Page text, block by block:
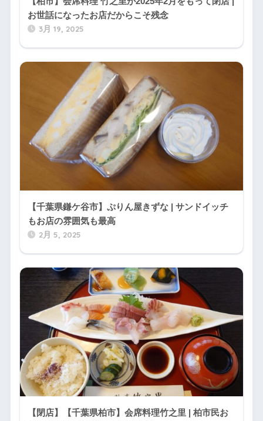
お世話になったお店だからこそ残念
3月 19, 2025
【千葉県鎌ケ谷市】ぷりん屋きずな | サンドイッチ
もお店の雰囲気も最高
2月 5, 2025
【閉店】【千葉県柏市】会席料理竹之里 | 柏市民お